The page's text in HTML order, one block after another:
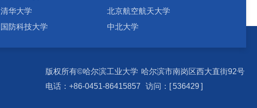
清华大学
北京航空航天大学
国防科技大学 中北大学
版权所有©哈尔滨工业大学 哈尔滨市南岗区西大直街92号
电话：+86-0451-86415857
访问：[ 536429 ]